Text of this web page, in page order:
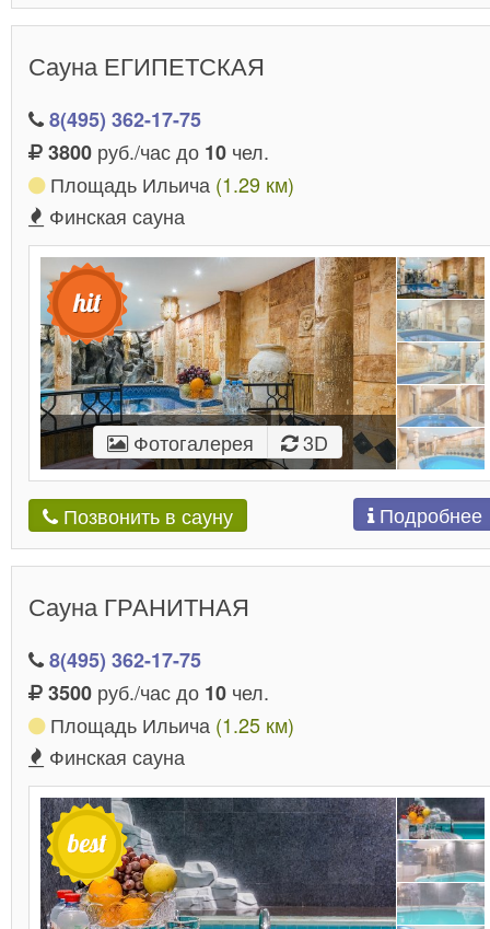
Сауна ЕГИПЕТСКАЯ
8(495) 362-17-75
3800 руб./час до 10 чел.
Площадь Ильича (1.29 км)
Финская сауна
Фотогалерея 3D
Позвонить в сауну Подробнее
Сауна ГРАНИТНАЯ
8(495) 362-17-75
3500 руб./час до 10 чел.
Площадь Ильича (1.25 км)
Финская сауна